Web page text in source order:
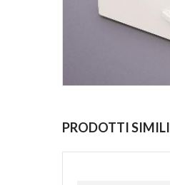
PRODOTTI SIMILI